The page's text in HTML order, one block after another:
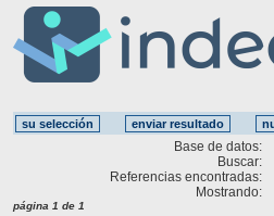
Base de datos:
Buscar:
Referencias encontradas:
Mostrando:
página 1 de 1